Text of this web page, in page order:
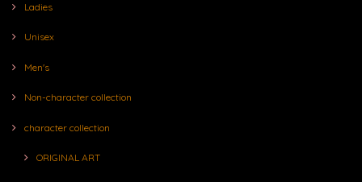
Ladies
Unisex
Men's
Non-character collection
character collection
ORIGINAL ART